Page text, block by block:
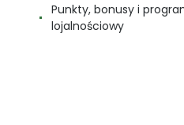
Punkty, bonusy i
lojalnościowy